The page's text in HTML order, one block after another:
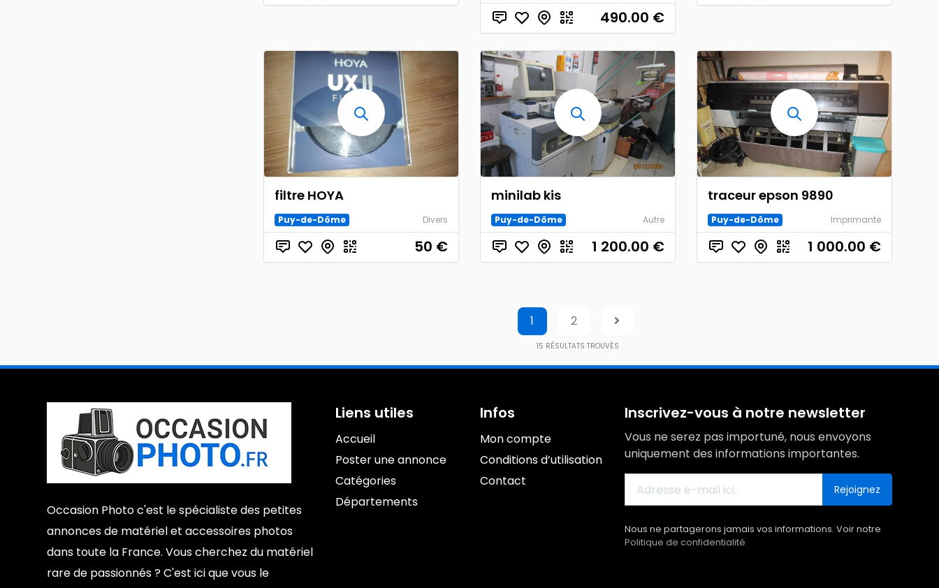
490.00 €
filtre HOYA
Puy-de-Dôme Divers
50 €
minilab kis
Puy-de-Dôme Autre
1 200.00 €
traceur epson 9890
Puy-de-Dôme Imprimante
1 000.00 €
1 2
15 RÉSULTATS TROUVÉS
Occasion Photo c'est le spécialiste des petites
annonces de matériel et accessoires photos
dans toute la France. Vous cherchez du matériel
rare de passionnés ? C'est ici que vous le
Liens utiles
Accueil
Poster une annonce
Catégories
Départements
Infos
Mon compte
Conditions d’utilisation
Contact
Inscrivez-vous à notre newsletter
Vous ne serez pas importuné, nous envoyons
uniquement des informations importantes.
Rejoignez
Nous ne partagerons jamais vos informations. Voir notre
Politique de confidentialité